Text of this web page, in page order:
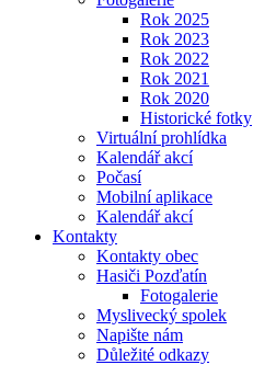
Rok 2025
Rok 2023
Rok 2022
Rok 2021
Rok 2020
Historické fotky
Virtuální prohlídka
Kalendář akcí
Počasí
Mobilní aplikace
Kalendář akcí
Kontakty
Kontakty obec
Hasiči Pozďatín
Fotogalerie
Myslivecký spolek
Napište nám
Důležité odkazy